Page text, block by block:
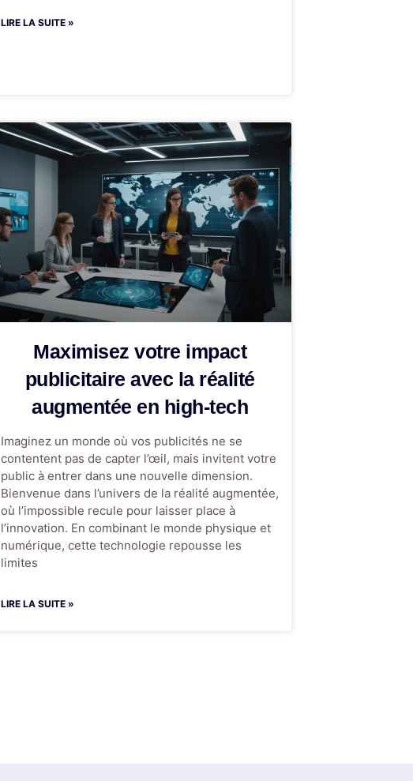
LIRE LA SUITE »
Maximisez votre impact
publicitaire avec la réalité
augmentée en high-tech
Imaginez un monde où vos publicités ne se
contentent pas de capter l’œil, mais invitent votre
public à entrer dans une nouvelle dimension.
Bienvenue dans l’univers de la réalité augmentée,
où l’impossible recule pour laisser place à
l’innovation. En combinant le monde physique et
numérique, cette technologie repousse les
limites
LIRE LA SUITE »